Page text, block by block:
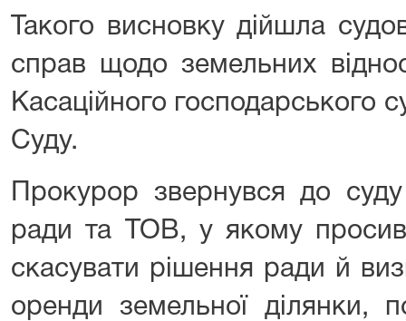
Такого висновку дійшла
справ щодо земельних
Касаційного господарського
Суду.
Прокурор звернувся до
ради та ТОВ, у якому
скасувати рішення ради й
оренди земельної ділянки,